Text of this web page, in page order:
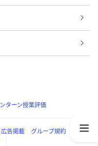
ターン授業評価
広告掲載
グループ規約